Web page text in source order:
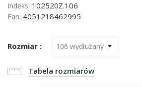
Indeks: 102520Z.106
Ean: 4051218462995
Rozmiar :
Tabela rozmiarów